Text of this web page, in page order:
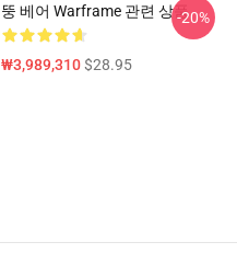
뚱 베어 Warframe 관련 상품
₩3,989,310$28.95
-20%